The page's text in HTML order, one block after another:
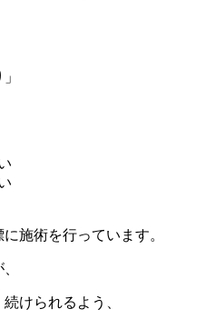
施術を行っています。
けられるよう、